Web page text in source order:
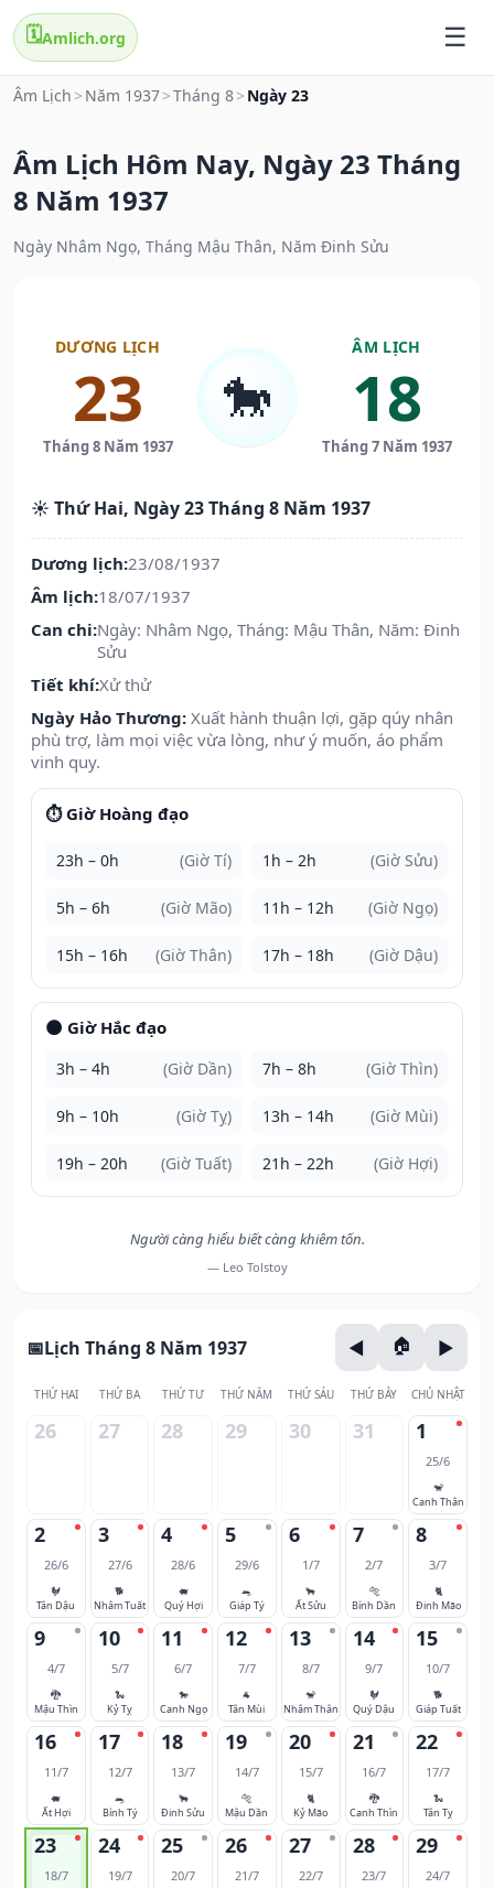
🗓️Amlich.org
Âm Lịch > Năm 1937>Tháng 8> Ngày 23
Âm Lịch Hôm Nay, Ngày 23 Tháng
8 Năm 1937
Ngày Nhâm Ngọ, Tháng Mậu Thân, Năm Đinh Sửu
DƯƠNG LỊCH
23
Tháng 8 Năm 1937
🐎
ÂM LỊCH
18
Tháng 7 Năm 1937
☀️ Thứ Hai, Ngày 23 Tháng 8 Năm 1937
Dương lịch:23/08/1937
Âm lịch:18/07/1937
Can chi:Ngày: Nhâm Ngọ, Tháng: Mậu Thân, Năm: Đinh
Sửu
Tiết khí:Xử thử
Ngày Hảo Thương: Xuất hành thuận lợi, gặp qúy nhân
phù trợ, làm mọi việc vừa lòng, như ý muốn, áo phẩm
vinh quy.
⏱️ Giờ Hoàng đạo
23h – 0h (Giờ Tí) 1h – 2h (Giờ Sửu)
5h – 6h (Giờ Mão) 11h – 12h (Giờ Ngọ)
15h – 16h (Giờ Thân) 17h – 18h (Giờ Dậu)
🌑 Giờ Hắc đạo
3h – 4h (Giờ Dần) 7h – 8h (Giờ Thìn)
9h – 10h (Giờ Tỵ) 13h – 14h (Giờ Mùi)
19h – 20h (Giờ Tuất) 21h – 22h (Giờ Hợi)
Người càng hiểu biết càng khiêm tốn.
— Leo Tolstoy
Lịch Tháng 8 Năm 1937
THỨ HAI THỨ BA THỨ TƯ THỨ NĂM THỨ SÁU THỨ BẢY CHỦ NHẬT
26 27 28 29 30 31 1
25/6
🐒
Canh Thân
2
26/6
🐓
Tân Dậu
3
27/6
🐕
Nhâm Tuất
4
28/6
🐖
Quý Hợi
5
29/6
🐀
Giáp Tý
6
1/7
🐂
Ất Sửu
7
2/7
🐅
Bính Dần
8
3/7
🐈
Đinh Mão
9
4/7
🐉
Mậu Thìn
10
5/7
🐍
Kỷ Tỵ
11
6/7
🐎
Canh Ngọ
12
7/7
🐐
Tân Mùi
13
8/7
🐒
Nhâm Thân
14
9/7
🐓
Quý Dậu
15
10/7
🐕
Giáp Tuất
16
11/7
🐖
Ất Hợi
17
12/7
🐀
Bính Tý
18
13/7
🐂
Đinh Sửu
19
14/7
🐅
Mậu Dần
20
15/7
🐈
Kỷ Mão
21
16/7
🐉
Canh Thìn
22
17/7
🐍
Tân Tỵ
23
18/7
24
19/7
25
20/7
26
21/7
27
22/7
28
23/7
29
24/7